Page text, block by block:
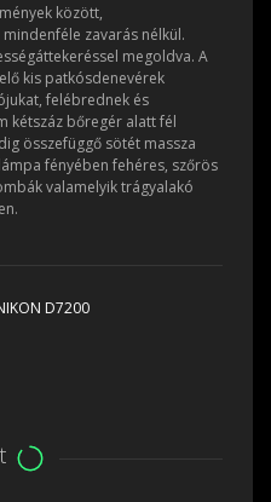
között,
zavarás nélkül.
megoldva. A
kis patkósdenevérek
felébrednek és
kétszáz bőregér alatt fél
összefüggő sötét massza
fényében fehéres, szőrös
valamelyik trágyalakó
D7200